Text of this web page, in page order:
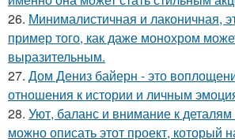
26. Минималистичная и лаконичная,
пример того, как даже монохром
выразительным.
27. Дом Дениз байерн - это
отношения к истории и личным
28. Уют, баланс и внимание к
можно описать этот проект, который